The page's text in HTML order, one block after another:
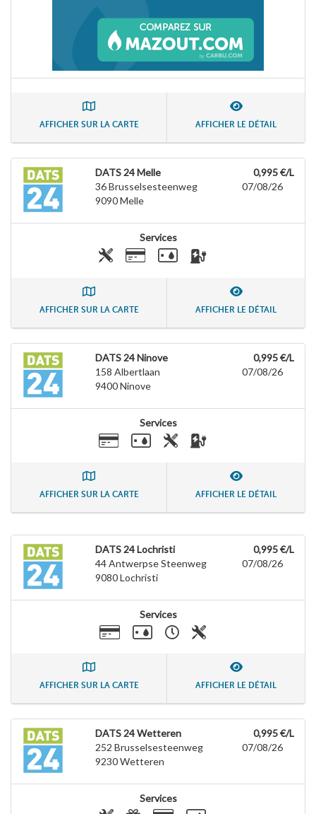
AFFICHER SUR LA CARTE AFFICHER LE DÉTAIL
DATS 24 Melle
36 Brusselsesteenweg
9090Melle
0,995 €/L
07/08/26
Services
AFFICHER SUR LA CARTE AFFICHER LE DÉTAIL
DATS 24 Ninove
158 Albertlaan
9400Ninove
0,995 €/L
07/08/26
Services
AFFICHER SUR LA CARTE AFFICHER LE DÉTAIL
DATS 24 Lochristi
44 Antwerpse Steenweg
9080Lochristi
0,995 €/L
07/08/26
Services
AFFICHER SUR LA CARTE AFFICHER LE DÉTAIL
DATS 24 Wetteren
252 Brusselsesteenweg
9230Wetteren
0,995 €/L
07/08/26
Services